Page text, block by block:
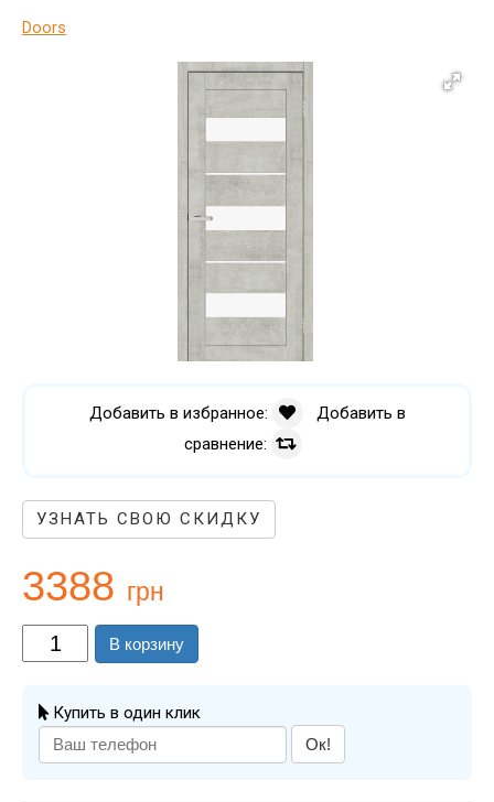
Doors
Добавить в избранное:
Добавить в
сравнение:
УЗНАТЬ СВОЮ СКИДКУ
3388 грн
В корзину
Купить в один клик
Ок!